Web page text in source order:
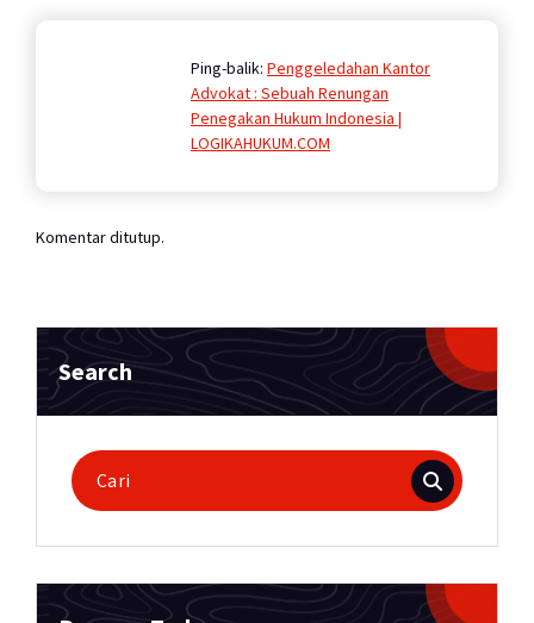
Ping-balik: Penggeledahan Kantor
Advokat : Sebuah Renungan
Penegakan Hukum Indonesia |
LOGIKAHUKUM.COM
Komentar ditutup.
Search
Pencarian
untuk: